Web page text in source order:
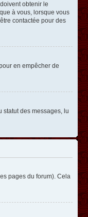
obtenir le
à vous, lorsque vous
contactée pour des
en empêcher de
statut des messages, lu
pages du forum). Cela